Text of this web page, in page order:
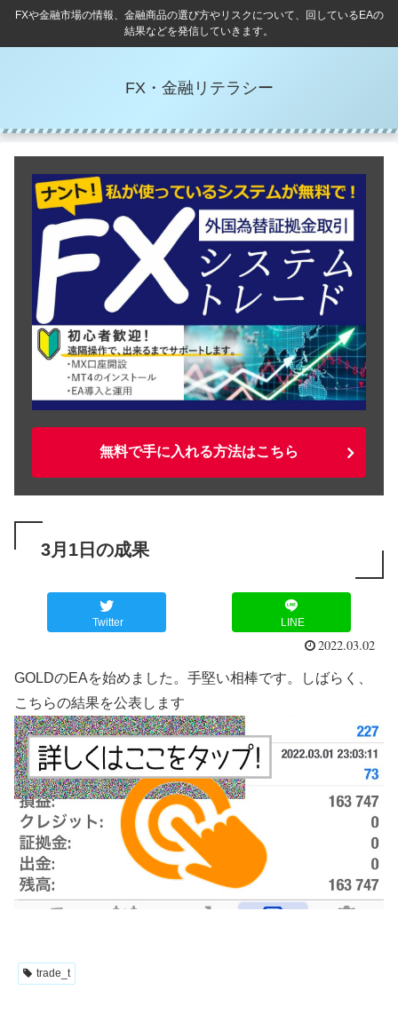
FXや金融市場の情報、金融商品の選び方やリスクについて、回しているEAの
結果などを発信していきます。
FX・金融リテラシー
無料で手に入れる方法はこちら
3月1日の成果
Twitter LINE
2022.03.02
GOLDのEAを始めました。手堅い相棒です。しばらく、
こちらの結果を公表します
trade_t